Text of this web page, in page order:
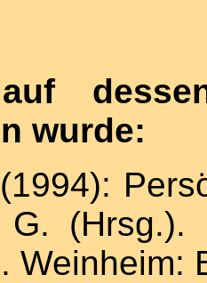
wurde:
(1994):
G. (Hrsg.).
Weinheim: